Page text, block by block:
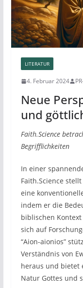
LITERATUR
4. Februar 2024
Neue
und
Faith.Science
Begrifflichkeiten
In einer
Faith.Science
eine
indem er die
biblischen
sich auf
“Aion-aionios”
Verständnis von
heraus und bietet
Natur Gottes und